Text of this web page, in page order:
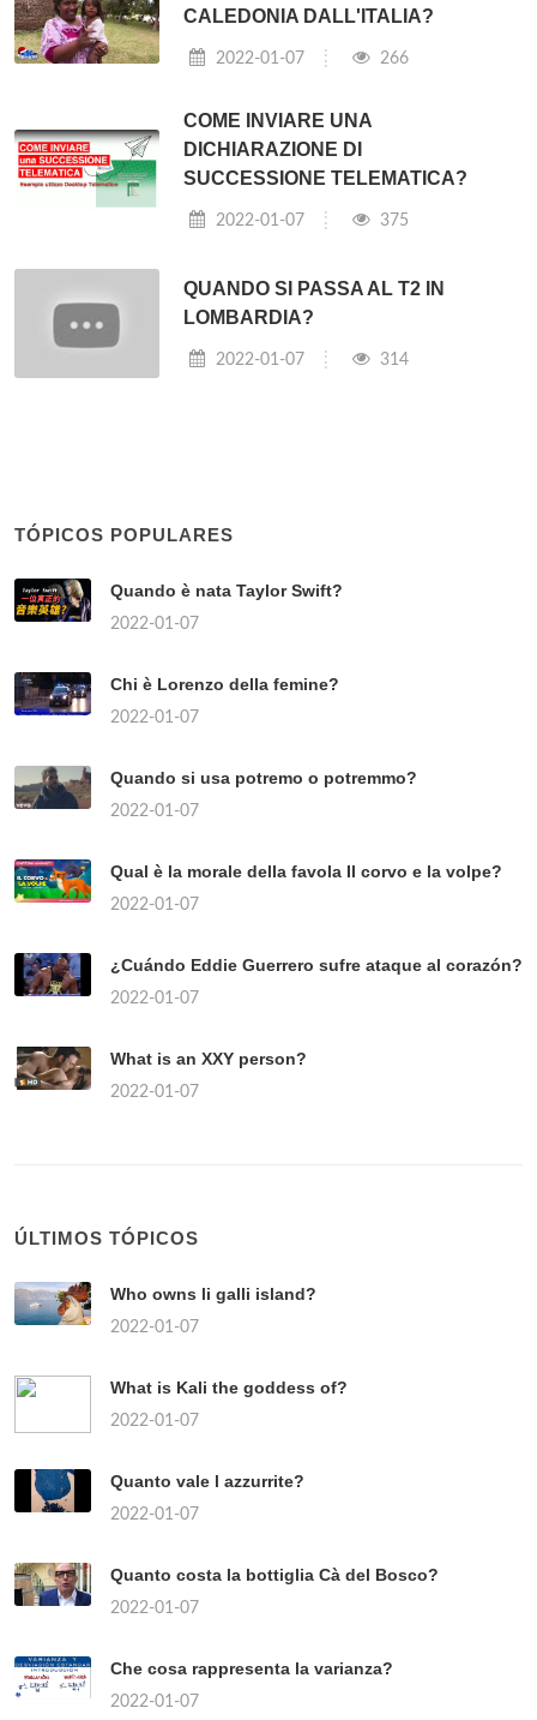
CALEDONIA DALL'ITALIA?
2022-01-07 266
COME INVIARE UNA
DICHIARAZIONE DI
SUCCESSIONE TELEMATICA?
2022-01-07 375
QUANDO SI PASSA AL T2 IN
LOMBARDIA?
2022-01-07 314
TÓPICOS POPULARES
Quando è nata Taylor Swift?
2022-01-07
Chi è Lorenzo della femine?
2022-01-07
Quando si usa potremo o potremmo?
2022-01-07
Qual è la morale della favola Il corvo e la volpe?
2022-01-07
¿Cuándo Eddie Guerrero sufre ataque al corazón?
2022-01-07
What is an XXY person?
2022-01-07
ÚLTIMOS TÓPICOS
Who owns li galli island?
2022-01-07
What is Kali the goddess of?
2022-01-07
Quanto vale l azzurrite?
2022-01-07
Quanto costa la bottiglia Cà del Bosco?
2022-01-07
Che cosa rappresenta la varianza?
2022-01-07